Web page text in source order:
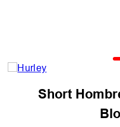
Short